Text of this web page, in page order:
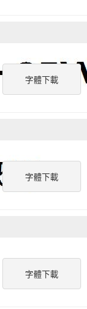
字體下載
字體下載
字體下載